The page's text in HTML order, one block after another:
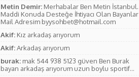
Metin Demir: Merhabalar Ben Metin İstanbul.
Maddi Konuda Desteğe İhtiyacı Olan Bayanlar
Mail Adresim byysohbet@hotmail.com
Akif: Kız arkadaş arıyorum
Akif:Arkadaş arıyorum
burak: mak 544 938 5123 güven Ben Burak
bayan arkadaş arıyorum uzun boylu sportif...